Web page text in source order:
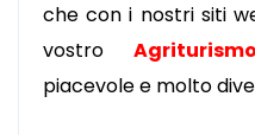
che con i nostri siti
vostro Agriturismo
piacevole e molto